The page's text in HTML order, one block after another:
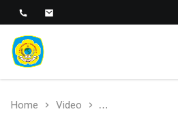
SMAN 1 Bantaran
SMAN 1 BANTARAN
Home Video Ulang Tahun